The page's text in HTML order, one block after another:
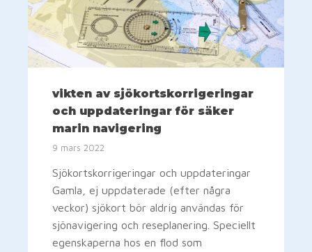
vikten av sjökortskorrigeringar
och uppdateringar för säker
marin navigering
9 mars 2022
Sjökortskorrigeringar och uppdateringar
Gamla, ej uppdaterade (efter några
veckor) sjökort bör aldrig användas för
sjönavigering och reseplanering. Speciellt
egenskaperna hos en flod som